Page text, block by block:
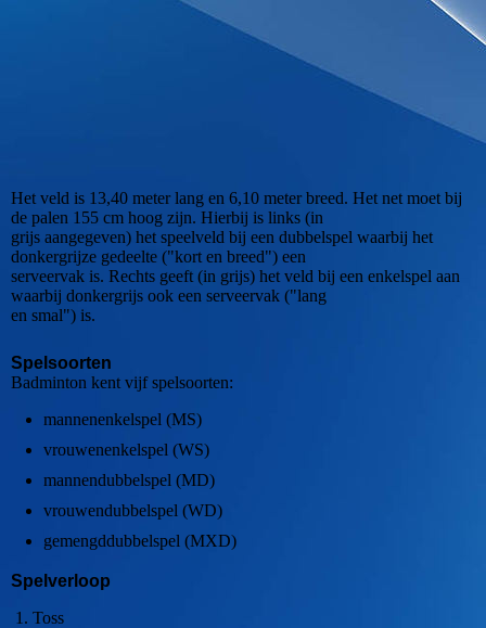
Het veld is 13,40 meter lang en 6,10 meter breed. Het net moet bij
de palen 155 cm hoog zijn. Hierbij is links (in
grijs aangegeven) het speelveld bij een dubbelspel waarbij het
donkergrijze gedeelte ("kort en breed") een
serveervak is. Rechts geeft (in grijs) het veld bij een enkelspel aan
waarbij donkergrijs ook een serveervak ("lang
en smal") is.
Spelsoorten
Badminton kent vijf spelsoorten:
mannenenkelspel (MS)
vrouwenenkelspel (WS)
mannendubbelspel (MD)
vrouwendubbelspel (WD)
gemengddubbelspel (MXD)
Spelverloop
1. Toss